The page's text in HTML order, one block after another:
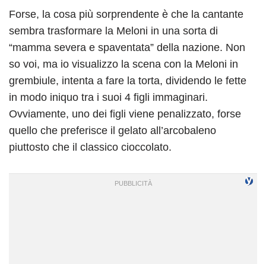
Forse, la cosa più sorprendente è che la cantante
sembra trasformare la Meloni in una sorta di
“mamma severa e spaventata” della nazione. Non
so voi, ma io visualizzo la scena con la Meloni in
grembiule, intenta a fare la torta, dividendo le fette
in modo iniquo tra i suoi 4 figli immaginari.
Ovviamente, uno dei figli viene penalizzato, forse
quello che preferisce il gelato all’arcobaleno
piuttosto che il classico cioccolato.